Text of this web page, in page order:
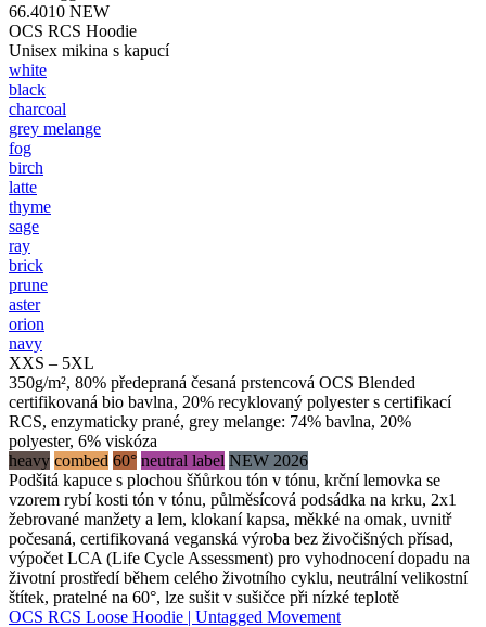
66.4010 NEW
OCS RCS Hoodie
Unisex mikina s kapucí
white
black
charcoal
grey melange
fog
birch
latte
thyme
sage
ray
brick
prune
aster
orion
navy
XXS – 5XL
350g/m², 80% předepraná česaná prstencová OCS Blended
certifikovaná bio bavlna, 20% recyklovaný polyester s certifikací
RCS, enzymaticky prané, grey melange: 74% bavlna, 20%
polyester, 6% viskóza
heavy combed 60° neutral label NEW 2026
Podšitá kapuce s plochou šňůrkou tón v tónu, krční lemovka se
vzorem rybí kosti tón v tónu, půlměsícová podsádka na krku, 2x1
žebrované manžety a lem, klokaní kapsa, měkké na omak, uvnitř
počesaná, certifikovaná veganská výroba bez živočišných přísad,
výpočet LCA (Life Cycle Assessment) pro vyhodnocení dopadu na
životní prostředí během celého životního cyklu, neutrální velikostní
štítek, pratelné na 60°, lze sušit v sušičce při nízké teplotě
OCS RCS Loose Hoodie | Untagged Movement